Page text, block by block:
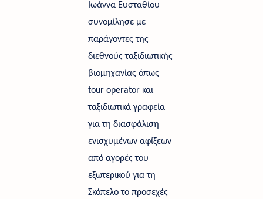
Ιωάννα Ευσταθίου
συνομίλησε με
παράγοντες της
διεθνούς ταξιδιωτικής
βιομηχανίας όπως
tour operator και
ταξιδιωτικά γραφεία
για τη διασφάλιση
ενισχυμένων αφίξεων
από αγορές του
εξωτερικού για τη
Σκόπελο το προσεχές